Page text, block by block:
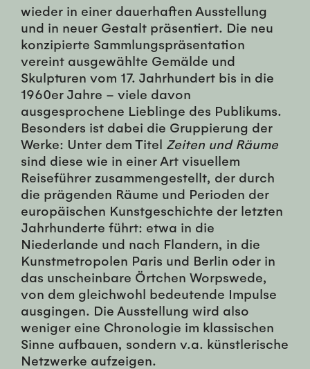
wieder in einer dauerhaften Ausstellung
und in neuer Gestalt präsentiert. Die neu
konzipierte Sammlungspräsentation
vereint ausgewählte Gemälde und
Skulpturen vom 17. Jahrhundert bis in die
1960er Jahre – viele davon
ausgesprochene Lieblinge des Publikums.
Besonders ist dabei die Gruppierung der
Werke: Unter dem Titel Zeiten und Räume
sind diese wie in einer Art visuellem
Reiseführer zusammengestellt, der durch
die prägenden Räume und Perioden der
europäischen Kunstgeschichte der letzten
Jahrhunderte führt: etwa in die
Niederlande und nach Flandern, in die
Kunstmetropolen Paris und Berlin oder in
das unscheinbare Örtchen Worpswede,
von dem gleichwohl bedeutende Impulse
ausgingen. Die Ausstellung wird also
weniger eine Chronologie im klassischen
Sinne aufbauen, sondern v.a. künstlerische
Netzwerke aufzeigen.